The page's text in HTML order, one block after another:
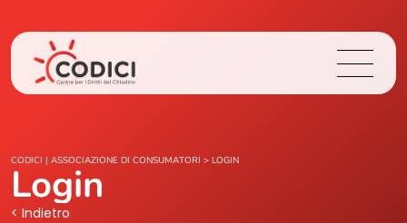
Chi Siamo
Cosa Facciamo
CODICI | ASSOCIAZIONE DI CONSUMATORI > LOGIN
Login
< Indietro